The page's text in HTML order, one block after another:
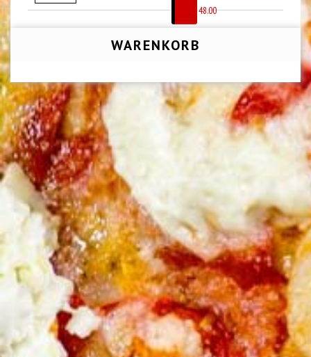
48.00
WARENKORB